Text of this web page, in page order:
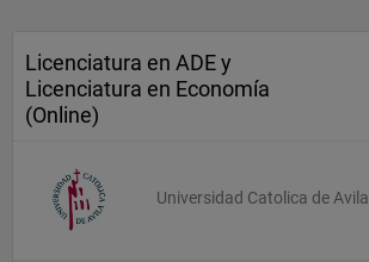
Licenciatura en ADE y
Licenciatura en Economía
(Online)
Universidad Catolica de Avila